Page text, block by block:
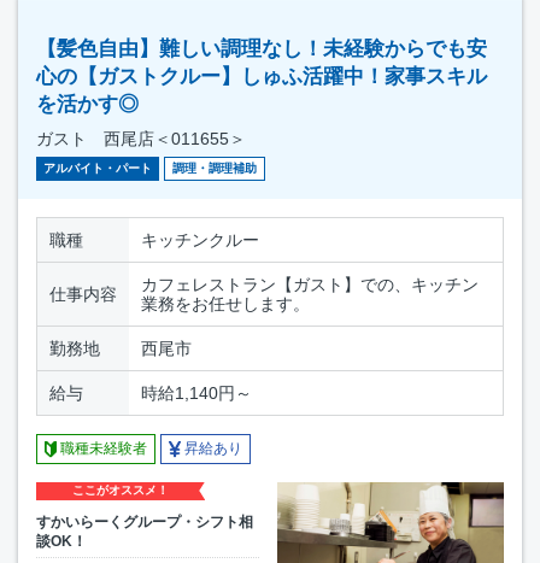
【髪色自由】難しい調理なし！未経験からでも安
心の【ガストクルー】しゅふ活躍中！家事スキル
を活かす◎
ガスト 西尾店＜011655＞
アルバイト・パート 調理・調理補助
職種 キッチンクルー
仕事内容
カフェレストラン【ガスト】での、キッチン
業務をお任せします。
勤務地 西尾市
給与 時給1,140円～
職種未経験者 昇給あり
ここがオススメ！
すかいらーくグループ・シフト相
談OK！